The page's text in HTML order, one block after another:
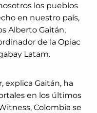
los pueblos
en nuestro país,
Alberto Gaitán,
de la Opiac
Latam.
explica Gaitán, ha
en los últimos
Colombia se